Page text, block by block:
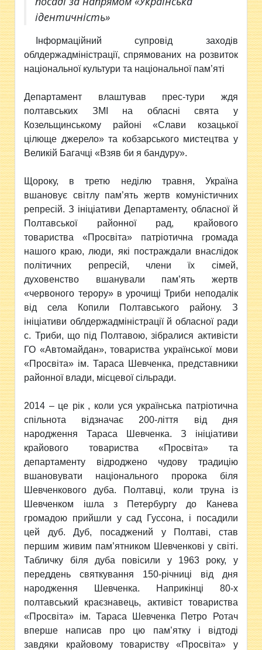
ідентичність»
Інформаційний супровід заходів
облдержадміністрації, спрямованих на розвиток
національної культури та національної пам’яті
Департамент влаштував прес-тури ждя
полтавських ЗМІ на обласні свята у
Козельщинському районі «Слави козацької
цілюще джерело» та кобзарського мистецтва у
Великій Багачці «Взяв би я бандуру».
Щороку, в третю неділю травня, Україна
вшановує світлу пам’ять жертв комуністичних
репресій. З ініціативи Департаменту, обласної й
Полтавської районної рад, крайового
товариства «Просвіта» патріотична громада
нашого краю, люди, які постраждали внаслідок
політичних репресій, члени їх сімей,
духовенство вшанували пам’ять жертв
«червоного терору» в урочищі Триби неподалік
від села Копили Полтавського району. З
ініціативи облдержадміністрації й обласної ради
с. Триби, що під Полтавою, зібралися активісти
ГО «Автомайдан», товариства української мови
«Просвіта» ім. Тараса Шевченка, представники
районної влади, місцевої сільради.
2014 – це рік , коли уся українська патріотична
спільнота відзначає 200-ліття від дня
народження Тараса Шевченка. З ініціативи
крайового товариства «Просвіта» та
департаменту відроджено чудову традицію
вшановувати національного пророка біля
Шевченкового дуба. Полтавці, коли труна із
Шевченком ішла з Петербургу до Канева
громадою прийшли у сад Гуссона, і посадили
цей дуб. Дуб, посаджений у Полтаві, став
першим живим пам’ятником Шевченкові у світі.
Табличку біля дуба повісили у 1963 року, у
переддень святкування 150-річниці від дня
народження Шевченка. Наприкінці 80-х
полтавський краєзнавець, активіст товариства
«Просвіта» ім. Тараса Шевченка Петро Ротач
вперше написав про цю пам’ятку і відтоді
завдяки крайовому товариству «Просвіта» у